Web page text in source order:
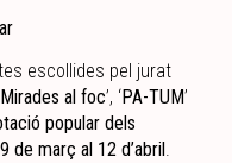
escollides pel jurat
Mirades al foc’, ‘PA-TUM’
popular dels
de març al 12 d’abril.